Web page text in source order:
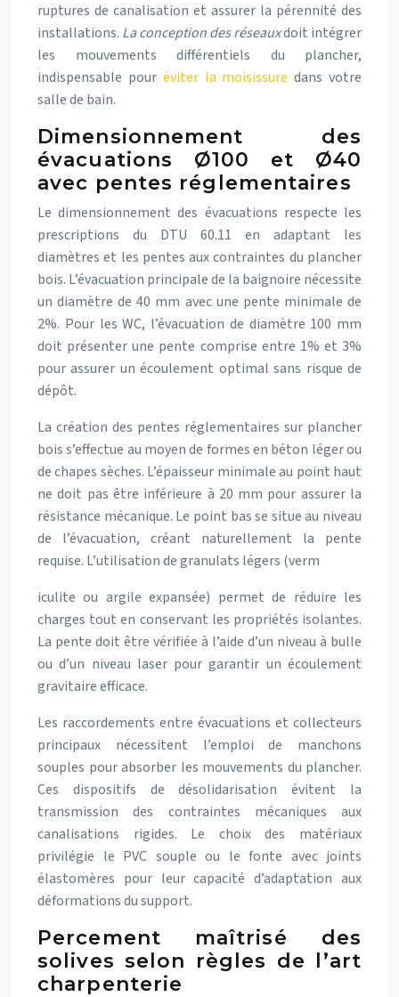
ruptures de canalisation et assurer la pérennité des
installations. La conception des réseauxdoit intégrer
les mouvements différentiels du plancher,
indispensable pour éviter la moisissure dans votre
salle de bain.
Dimensionnement des
évacuations Ø100 et Ø40
avec pentes réglementaires
Le dimensionnement des évacuations respecte les
prescriptions du DTU 60.11 en adaptant les
diamètres et les pentes aux contraintes du plancher
bois. L’évacuation principale de la baignoire nécessite
un diamètre de 40 mm avec une pente minimale de
2%. Pour les WC, l’évacuation de diamètre 100 mm
doit présenter une pente comprise entre 1% et 3%
pour assurer un écoulement optimal sans risque de
dépôt.
La création des pentes réglementaires sur plancher
bois s’effectue au moyen de formes en béton léger ou
de chapes sèches. L’épaisseur minimale au point haut
ne doit pas être inférieure à 20 mm pour assurer la
résistance mécanique. Le point bas se situe au niveau
de l’évacuation, créant naturellement la pente
requise. L’utilisation de granulats légers (verm
iculite ou argile expansée) permet de réduire les
charges tout en conservant les propriétés isolantes.
La pente doit être vérifiée à l’aide d’un niveau à bulle
ou d’un niveau laser pour garantir un écoulement
gravitaire efficace.
Les raccordements entre évacuations et collecteurs
principaux nécessitent l’emploi de manchons
souples pour absorber les mouvements du plancher.
Ces dispositifs de désolidarisation évitent la
transmission des contraintes mécaniques aux
canalisations rigides. Le choix des matériaux
privilégie le PVC souple ou le fonte avec joints
élastomères pour leur capacité d’adaptation aux
déformations du support.
Percement maîtrisé des
solives selon règles de l’art
charpenterie